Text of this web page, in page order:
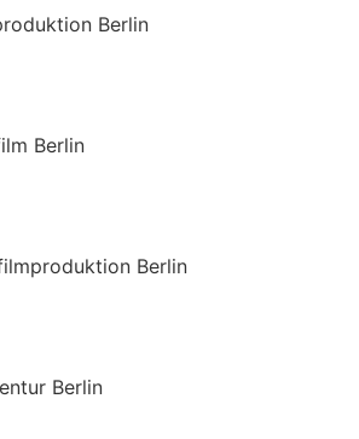
Berlin
Berlin
Berlin
Berlin